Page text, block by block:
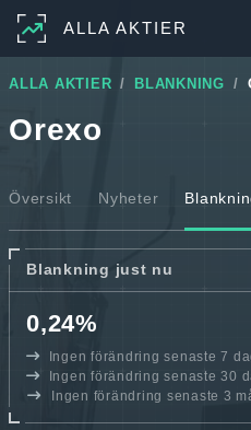
ALLA AKTIER
ALLA AKTIER BLANKNING
Orexo
Översikt Nyheter
Blankning just nu
0,24%
Ingen förändring senaste 7
Ingen förändring senaste 30
Ingen förändring senaste 3